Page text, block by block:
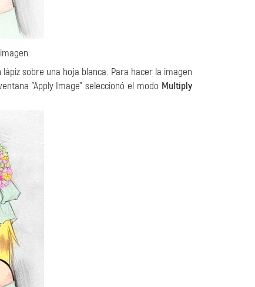
sobre una hoja blanca. Para hacer la imagen
"Apply Image" seleccionó el modo Multiply